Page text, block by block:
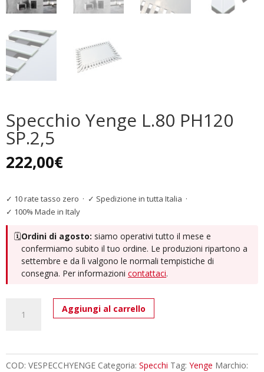
Specchio Yenge L.80 PH120
SP.2,5
222,00€
✓ 10 rate tasso zero · ✓ Spedizione in tutta Italia ·
✓ 100% Made in Italy
🗓️Ordini di agosto: siamo operativi tutto il mese e
confermiamo subito il tuo ordine. Le produzioni ripartono a
settembre e da lì valgono le normali tempistiche di
consegna. Per informazionicontattaci.
Yenge
SP.2,5
Aggiungi al carrello
COD: VESPECCHYENGE Categoria: Specchi Tag: Yenge Marchio: